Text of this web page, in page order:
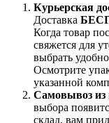
Курьерская
Доставка
Когда товар
свяжется для
выбрать
Осмотрите
указанной
Самовывоз из
выбора
склад, вам